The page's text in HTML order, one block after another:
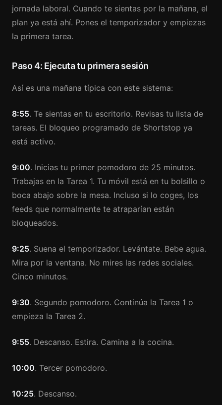
jornada laboral. Cuando te sientas por la mañana, el
plan ya está ahí. Pones el temporizador y empiezas
la primera tarea.
Paso 4: Ejecuta tu primera sesión
Así es una mañana típica con este sistema:
8:55. Te sientas en tu escritorio. Revisas tu lista de
tareas. El bloqueo programado de Shortstop ya
está activo.
9:00. Inicias tu primer pomodoro de 25 minutos.
Trabajas en la Tarea 1. Tu móvil está en tu bolsillo o
boca abajo sobre la mesa. Incluso si lo coges, los
feeds que normalmente te atraparían están
bloqueados.
9:25. Suena el temporizador. Levántate. Bebe agua.
Mira por la ventana. No mires las redes sociales.
Cinco minutos.
9:30. Segundo pomodoro. Continúa la Tarea 1 o
empieza la Tarea 2.
9:55. Descanso. Estira. Camina a la cocina.
10:00. Tercer pomodoro.
10:25. Descanso.